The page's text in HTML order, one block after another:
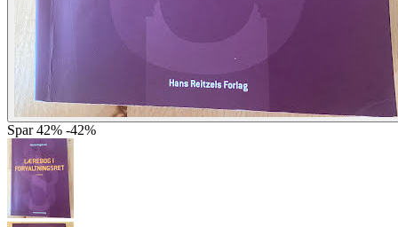
Spar 42% -42%